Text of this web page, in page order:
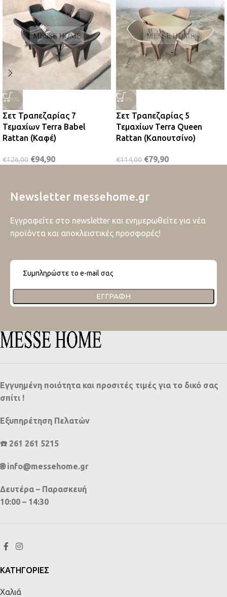
-25%
Σετ Τραπεζαρίας 7
Τεμαχίων Terra Babel
Rattan (Καφέ)
€126,00 €94,90
-30%
Σετ Τραπεζαρίας 5
Τεμαχίων Terra Queen
Rattan (Καπουτσίνο)
€114,00 €79,90
Newsletter messehome.gr
Εγγραφείτε στο newsletter και ενημερωθείτε για νέα
προϊόντα και αποκλειστικές προσφορές!
ΕΓΓΡΑΦΉ
Εγγυημένη ποιότητα και προσιτές τιμές για το δικό σας
σπίτι !
Εξυπηρέτηση Πελατών
☎️ 261 261 5215
🌐 info@messehome.gr
Δευτέρα – Παρασκευή
10:00 – 14:30
ΚΑΤΗΓΟΡΙΕΣ
Χαλιά